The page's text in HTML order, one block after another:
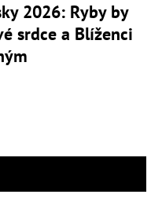
2026: Ryby by
srdce a Blíženci